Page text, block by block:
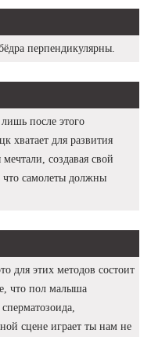
перпендикулярны.
после этого
хватает для развития
создавая свой
что самолеты должны
для этих методов состоит
что пол малыша
сцене играет ты нам не